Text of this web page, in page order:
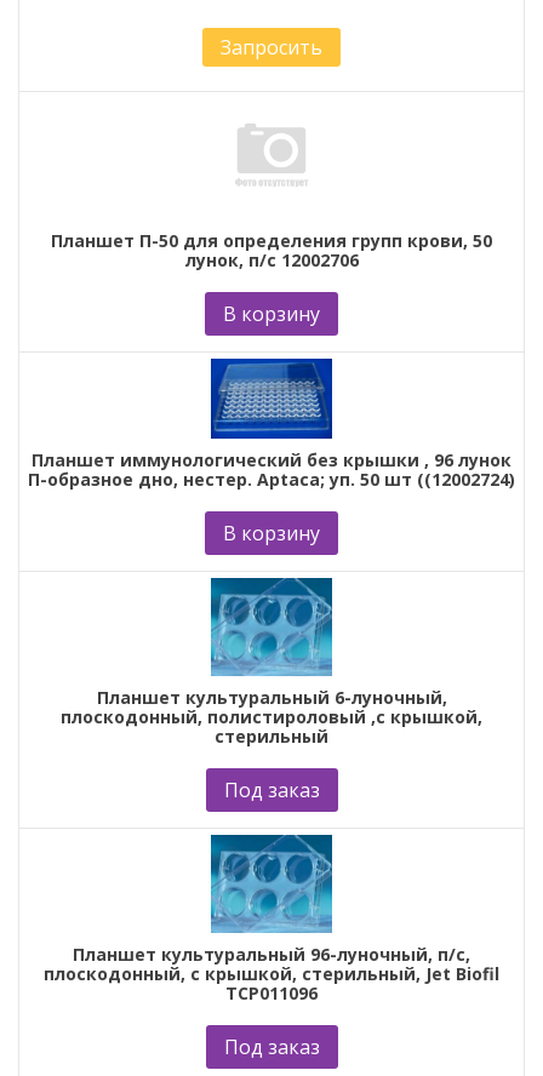
Запросить
Планшет П-50 для определения групп крови, 50
лунок, п/с 12002706
В корзину
Планшет иммунологический без крышки , 96 лунок
П-образное дно, нестер. Aptaca; уп. 50 шт ((12002724)
В корзину
Планшет культуральный 6-луночный,
плоскодонный, полистироловый ,с крышкой,
стерильный
Под заказ
Планшет культуральный 96-луночный, п/с,
плоскодонный, с крышкой, стерильный, Jet Biofil
TCP011096
Под заказ